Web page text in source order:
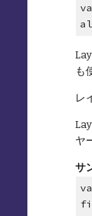
も
レ
ヤ
サ